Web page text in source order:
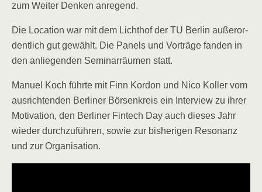
zum Wei­ter Den­ken anregend.
Die Loca­ti­on war mit dem Licht­hof der TU Ber­lin außer­or­
dent­lich gut gewählt. Die Panels und Vor­trä­ge fan­den in
den anlie­gen­den Semi­nar­räu­men statt.
Manu­el Koch führ­te mit Finn Kor­don und Nico Kol­ler vom
aus­rich­ten­den Ber­li­ner Bör­sen­kreis ein Inter­view zu ihrer
Moti­va­ti­on, den Ber­li­ner Fin­tech Day auch die­ses Jahr
wie­der durch­zu­füh­ren, sowie zur bis­he­ri­gen Reso­nanz
und zur Organisation.